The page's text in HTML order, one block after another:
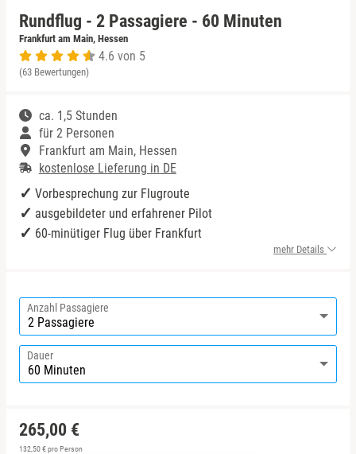
Rundflug - 2 Passagiere - 60 Minuten
Frankfurt am Main, Hessen
4.6 von 5
(63 Bewertungen)
ca. 1,5 Stunden
für 2 Personen
Frankfurt am Main, Hessen
kostenlose Lieferung in DE
Vorbesprechung zur Flugroute
ausgebildeter und erfahrener Pilot
60-minütiger Flug über Frankfurt
mehr Details
Anzahl Passagiere
Dauer
265,00 €
132,50 € pro Person
Niedersachsen
NRW
Rheinland-Pfalz
Saarland
Sachsen
Sachsen-Anhalt
Thüringen
Bodensee
Bonn
Dortmund
Dresden
Düsseldorf
Erfurt
Frankfurt am Main
Freiberg
Gotha
Wertgutscheine
Sale %